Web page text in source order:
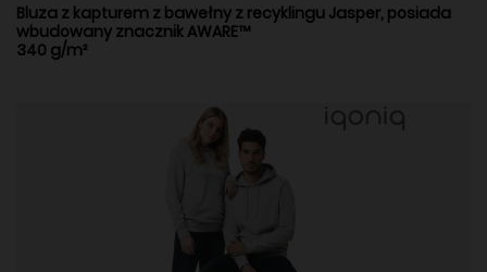
Bluza z kapturem z bawełny z recyklingu Jasper, posiada
wbudowany znacznik AWARE™
340 g/m²